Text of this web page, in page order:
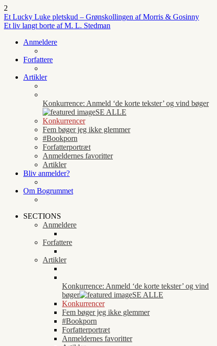
2
Et Lucky Luke pletskud – Grønskollingen af Morris & Gosinny
Et liv langt borte af M. L. Stedman
Anmeldere
Forfattere
Artikler
Konkurrence: Anmeld ‘de korte tekster’ og vind bøger
SE ALLE
Konkurrencer
Fem bøger jeg ikke glemmer
#Bookporn
Forfatterportræt
Anmeldernes favoritter
Artikler
Bliv anmelder?
Om Bogrummet
SECTIONS
Anmeldere
Forfattere
Artikler
Konkurrence: Anmeld ‘de korte tekster’ og vind
bøger
SE ALLE
Konkurrencer
Fem bøger jeg ikke glemmer
#Bookporn
Forfatterportræt
Anmeldernes favoritter